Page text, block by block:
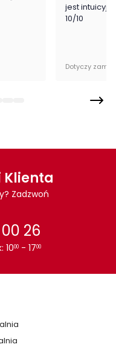
jest
10/10
Dotyczy
Klienta
Zadzwoń
26
1000 - 1700